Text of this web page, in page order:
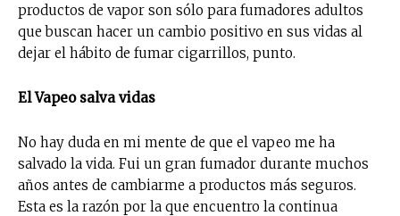
productos de vapor son sólo para fumadores adultos
que buscan hacer un cambio positivo en sus vidas al
dejar el hábito de fumar cigarrillos, punto.
El Vapeo salva vidas
No hay duda en mi mente de que el vapeo me ha
salvado la vida. Fui un gran fumador durante muchos
años antes de cambiarme a productos más seguros.
Esta es la razón por la que encuentro la continua